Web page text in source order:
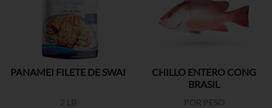
PANAMEI FILETE DE SWAI
2 LB
CHILLO ENTERO CONG
BRASIL
POR PESO